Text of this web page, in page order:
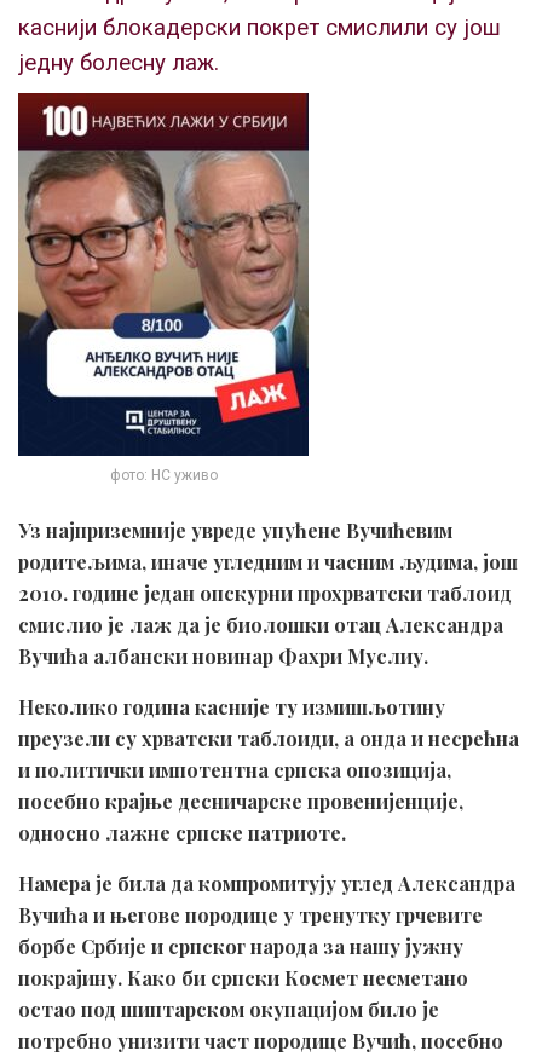
каснији блокадерски покрет смислили су још
једну болесну лаж.
фото: НС уживо
Уз најприземније увреде упућене Вучићевим
родитељима, иначе угледним и часним људима, још
2010. године један опскурни прохрватски таблоид
смислио је лаж да је биолошки отац Александра
Вучића албански новинар Фахри Муслиу.
Неколико година касније ту измишљотину
преузели су хрватски таблоиди, а онда и несрећна
и политички импотентна српска опозиција,
посебно крајње десничарске провенијенције,
односно лажне српске патриоте.
Намера је била да компромитују углед Александра
Вучића и његове породице у тренутку грчевите
борбе Србије и српског народа за нашу јужну
покрајину. Како би српски Космет несметано
остао под шиптарском окупацијом било је
потребно унизити част породице Вучић, посебно